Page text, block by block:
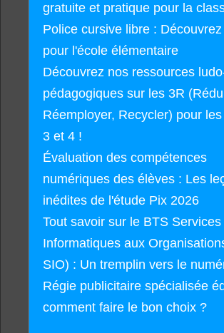
gratuite et pratique pour la
Police cursive libre :
pour l'école élémentaire
Découvrez nos ressources
pédagogiques sur les 3R
Réemployer, Recycler) pour
3 et 4 !
Évaluation des compétences
numériques des élèves : Les
inédites de l'étude Pix 2026
Tout savoir sur le BTS Services
Informatiques aux
SIO) : Un tremplin vers le
Régie publicitaire spécialisée
comment faire le bon choix ?